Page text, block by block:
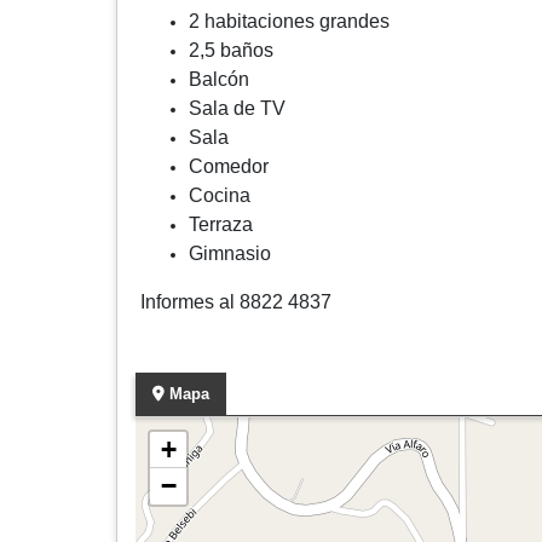
2 habitaciones grandes
2,5 baños
Balcón
Sala de TV
Sala
Comedor
Cocina
Terraza
Gimnasio
Informes al 8822 4837
Mapa
+
−